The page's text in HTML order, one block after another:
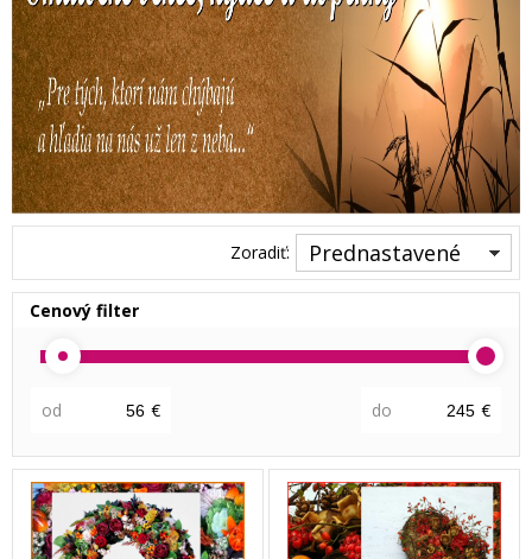
Zoradiť: Prednastavené
Cenový filter
od € do €